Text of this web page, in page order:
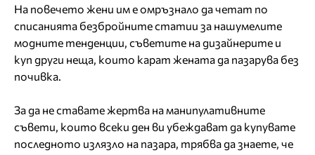
На повечето жени им е омръзнало да четат по
списанията безбройните статии за нашумелите
модните тенденции, съветите на дизайнерите и
куп други неща, които карат жената да пазарува без
почивка.
За да не ставате жертва на манипулативните
съвети, които всеки ден ви убеждават да купувате
последното излязло на пазара, трябва да знаете, че